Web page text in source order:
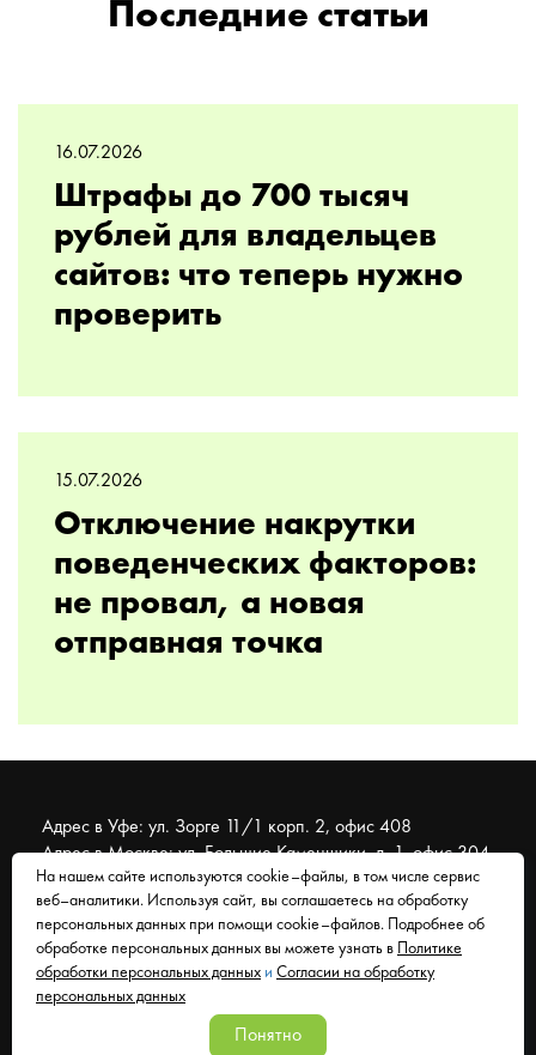
Последние статьи
16.07.2026
Штрафы до 700 тысяч
рублей для владельцев
сайтов: что теперь нужно
проверить
15.07.2026
Отключение накрутки
поведенческих факторов:
не провал, а новая
отправная точка
Адрес в Уфе: ул. Зорге 11/1 корп. 2, офис 408
Адрес в Москве: ул. Большие Каменщики, д. 1, офис 304
© 2007 - 2026 Муравейник. SEO-продвижение, реклама,
сайты. Находимся в Уфе, работаем со всем миром.
Согласие на обработку персональных данных
Политика обработки персональных данных
На нашем сайте используются cookie–файлы, в том числе сервис
веб–аналитики. Используя сайт, вы соглашаетесь на обработку
персональных данных при помощи cookie–файлов. Подробнее об
обработке персональных данных вы можете узнать в
Политике
обработки персональных данных и Согласии на обработку
персональных данных
Понятно